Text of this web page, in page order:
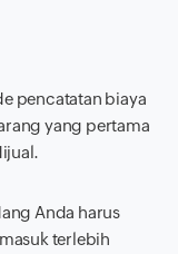
pencatatan biaya
yang pertama
Anda harus
terlebih